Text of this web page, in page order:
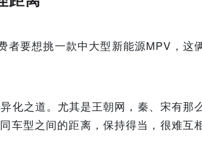
者要想挑一款中大型新能源MPV，这
化之道。尤其是王朝网，秦、宋有那
车型之间的距离，保持得当，很难互